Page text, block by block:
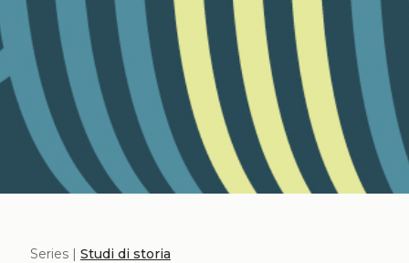
Series | Studi di storia